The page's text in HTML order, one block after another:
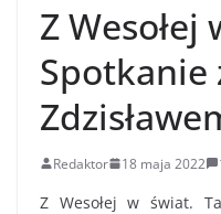
Z Wesołej
Spotkanie
Redaktor 18 maja 2022
Z Wesołej w świat.